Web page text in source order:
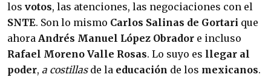
los votos, las atenciones, las negociaciones con el
SNTE. Son lo mismo Carlos Salinas de Gortari que
ahora Andrés Manuel López Obrador e incluso
Rafael Moreno Valle Rosas. Lo suyo es llegar al
poder, a costillasde la educación de los mexicanos.